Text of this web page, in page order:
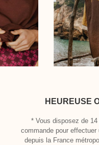
HEUREUSE
* Vous disposez de
commande pour
depuis la France